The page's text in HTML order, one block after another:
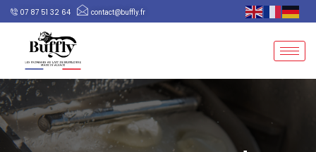
07 87 51 32 64 contact@buffly.fr